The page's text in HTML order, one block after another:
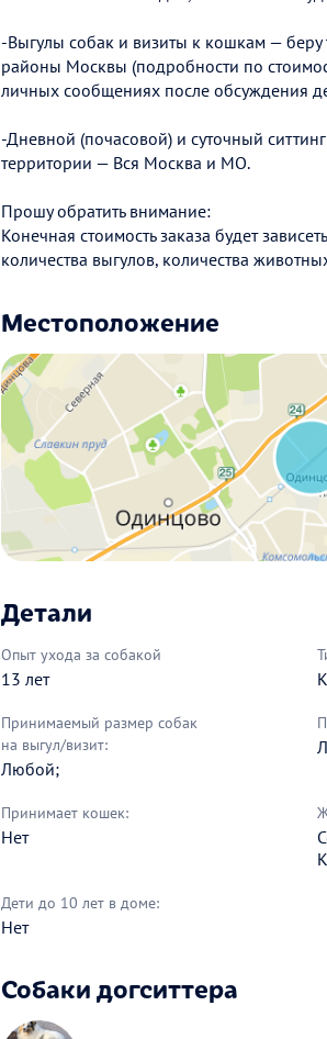
-Выгулы собак и визиты к кошкам —
районы Москвы (подробности по
личных сообщениях после обсуждения
-Дневной (почасовой) и суточный
территории — Вся Москва и МО.
Прошу обратить внимание:
Конечная стоимость заказа будет
количества выгулов, количества
Местоположение
Детали
Опыт ухода за собакой
13 лет
Принимаемый размер собак
на выгул/визит:
Любой;
Принимает кошек:
Нет
Дети до 10 лет в доме:
Нет
Собаки догситтера